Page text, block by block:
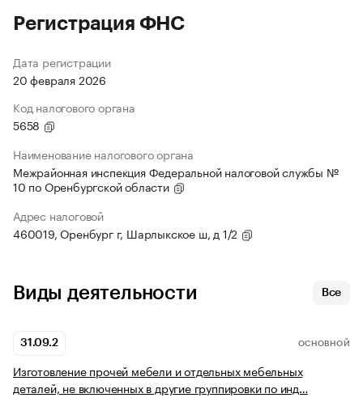
Регистрация ФНС
Дата регистрации
20 февраля 2026
Код налогового органа
5658
Наименование налогового органа
Межрайонная инспекция Федеральной налоговой службы №
10 по Оренбургской области
Адрес налоговой
460019, Оренбург г, Шарлыкское ш, д 1/2
Виды деятельности Все
31.09.2 ОСНОВНОЙ
Изготовление прочей мебели и отдельных мебельных
деталей, не включенных в другие группировки по инд…